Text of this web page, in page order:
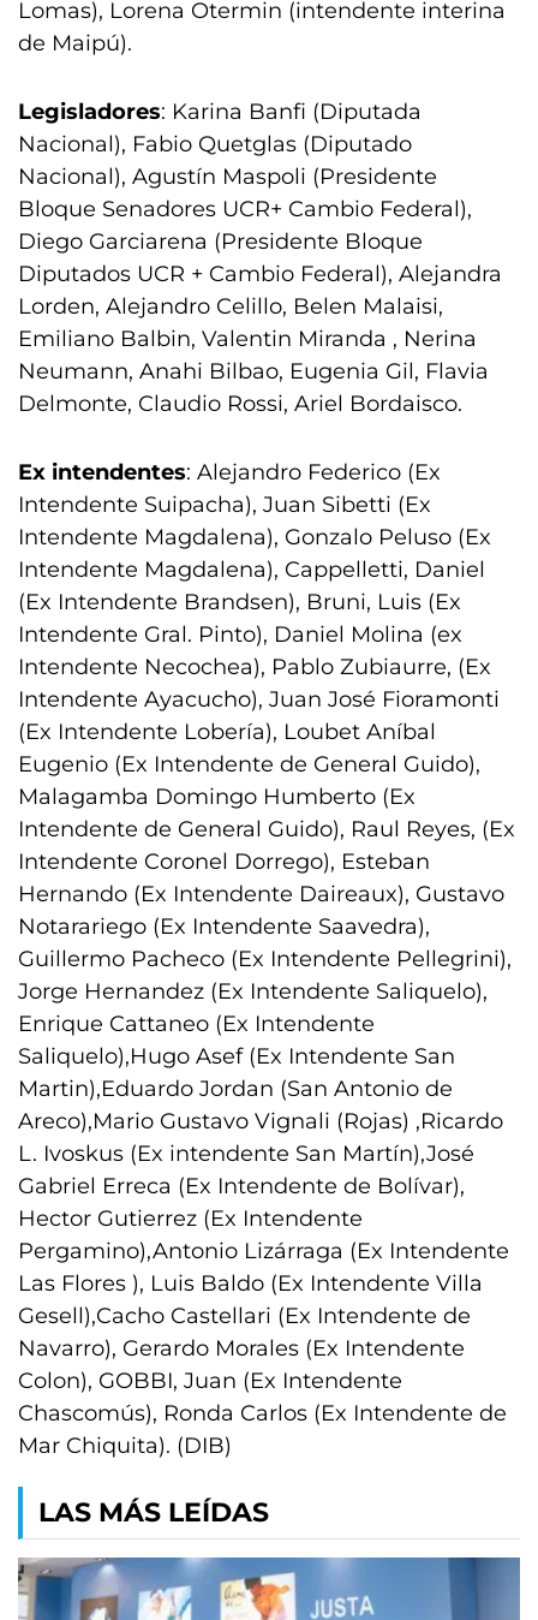
Lomas), Lorena Otermin (intendente interina
de Maipú).
Legisladores: Karina Banfi (Diputada
Nacional), Fabio Quetglas (Diputado
Nacional), Agustín Maspoli (Presidente
Bloque Senadores UCR+ Cambio Federal),
Diego Garciarena (Presidente Bloque
Diputados UCR + Cambio Federal), Alejandra
Lorden, Alejandro Celillo, Belen Malaisi,
Emiliano Balbin, Valentin Miranda , Nerina
Neumann, Anahi Bilbao, Eugenia Gil, Flavia
Delmonte, Claudio Rossi, Ariel Bordaisco.
Ex intendentes: Alejandro Federico (Ex
Intendente Suipacha), Juan Sibetti (Ex
Intendente Magdalena), Gonzalo Peluso (Ex
Intendente Magdalena), Cappelletti, Daniel
(Ex Intendente Brandsen), Bruni, Luis (Ex
Intendente Gral. Pinto), Daniel Molina (ex
Intendente Necochea), Pablo Zubiaurre, (Ex
Intendente Ayacucho), Juan José Fioramonti
(Ex Intendente Lobería), Loubet Aníbal
Eugenio (Ex Intendente de General Guido),
Malagamba Domingo Humberto (Ex
Intendente de General Guido), Raul Reyes, (Ex
Intendente Coronel Dorrego), Esteban
Hernando (Ex Intendente Daireaux), Gustavo
Notarariego (Ex Intendente Saavedra),
Guillermo Pacheco (Ex Intendente Pellegrini),
Jorge Hernandez (Ex Intendente Saliquelo),
Enrique Cattaneo (Ex Intendente
Saliquelo),Hugo Asef (Ex Intendente San
Martin),Eduardo Jordan (San Antonio de
Areco),Mario Gustavo Vignali (Rojas) ,Ricardo
L. Ivoskus (Ex intendente San Martín),José
Gabriel Erreca (Ex Intendente de Bolívar),
Hector Gutierrez (Ex Intendente
Pergamino),Antonio Lizárraga (Ex Intendente
Las Flores ), Luis Baldo (Ex Intendente Villa
Gesell),Cacho Castellari (Ex Intendente de
Navarro), Gerardo Morales (Ex Intendente
Colon), GOBBI, Juan (Ex Intendente
Chascomús), Ronda Carlos (Ex Intendente de
Mar Chiquita). (DIB)
LAS MÁS LEÍDAS